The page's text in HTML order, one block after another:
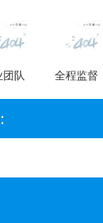
团队 全程监督